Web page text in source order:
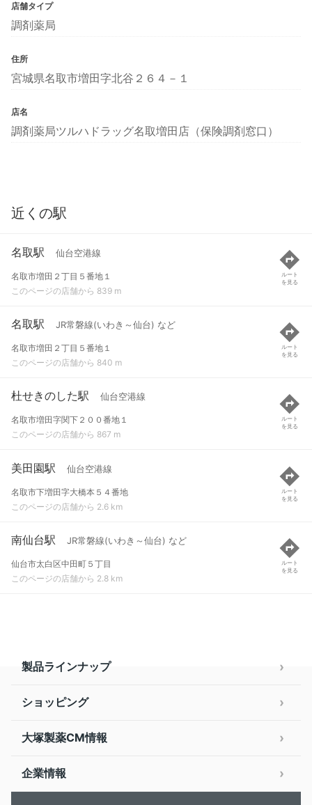
店舗タイプ
調剤薬局
住所
宮城県名取市増田字北谷２６４－１
店名
調剤薬局ツルハドラッグ名取増田店（保険調剤窓口）
近くの駅
名取駅 仙台空港線
名取市増田２丁目５番地１
このページの店舗から 839 m
ルート
を見る
名取駅 JR常磐線(いわき～仙台) など
名取市増田２丁目５番地１
このページの店舗から 840 m
ルート
を見る
杜せきのした駅 仙台空港線
名取市増田字関下２００番地１
このページの店舗から 867 m
ルート
を見る
美田園駅 仙台空港線
名取市下増田字大橋本５４番地
このページの店舗から 2.6 km
ルート
を見る
南仙台駅 JR常磐線(いわき～仙台) など
仙台市太白区中田町５丁目
このページの店舗から 2.8 km
ルート
を見る
製品ラインナップ
ショッピング
大塚製薬CM情報
企業情報